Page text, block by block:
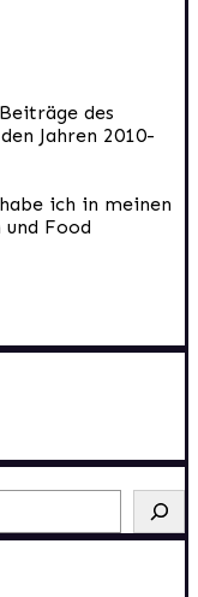
des
Jahren 2010-
ich in meinen
Food